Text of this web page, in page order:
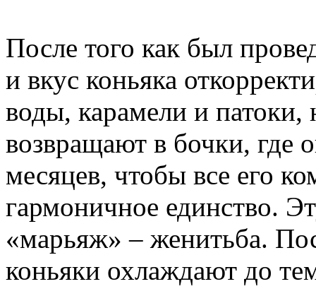
После того как был
и вкус коньяка
воды, карамели и патоки,
возвращают в бочки, где
месяцев, чтобы все его
гармоничное единство.
«марьяж» – женитьба.
коньяки охлаждают до